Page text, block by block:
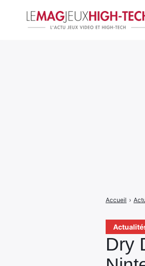
Dry
Accueil ›